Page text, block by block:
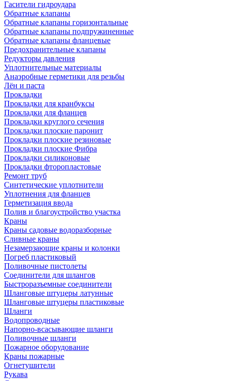
Гасители гидроудара
Обратные клапаны
Обратные клапаны горизонтальные
Обратные клапаны подпружиненные
Обратные клапаны фланцевые
Предохранительные клапаны
Редукторы давления
Уплотнительные материалы
Анаэробные герметики для резьбы
Лён и паста
Прокладки
Прокладки для кранбуксы
Прокладки для фланцев
Прокладки круглого сечения
Прокладки плоские паронит
Прокладки плоские резиновые
Прокладки плоские Фибра
Прокладки силиконовые
Прокладки фторопластовые
Ремонт труб
Синтетические уплотнители
Уплотнения для фланцев
Герметизация ввода
Полив и благоустройство участка
Краны
Краны садовые водоразборные
Сливные краны
Незамерзающие краны и колонки
Погреб пластиковый
Поливочные пистолеты
Соединители для шлангов
Быстроразъемные соединители
Шланговые штуцеры латунные
Шланговые штуцеры пластиковые
Шланги
Водопроводные
Напорно-всасывающие шланги
Поливочные шланги
Пожарное оборудование
Краны пожарные
Огнетушители
Рукава